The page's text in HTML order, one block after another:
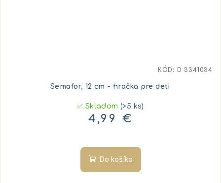
Semafor, 12 cm - hračka pre deti
✅ Skladom(>5 ks)
4,99 €
Do košíka
KÓD: D 3341034